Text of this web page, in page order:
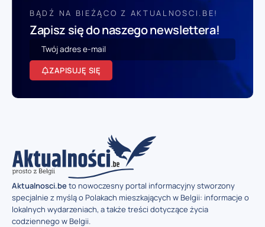
BĄDŹ NA BIEŻĄCO Z AKTUALNOSCI.BE!
Zapisz się do naszego newslettera!
ZAPISUJĘ SIĘ
Aktualnosci.beto nowoczesny portal informacyjny stworzony
specjalnie z myślą o Polakach mieszkających w Belgii: informacje o
lokalnych wydarzeniach, a także treści dotyczące życia
codziennego w Belgii.